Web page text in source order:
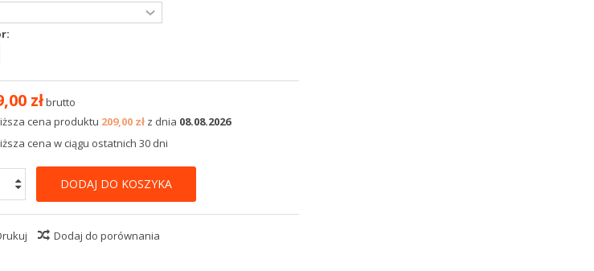
złbrutto
cena produktu 209,00 zł z dnia 08.08.2026
cena w ciągu ostatnich 30 dni
DODAJ DO KOSZYKA
Dodaj do porównania